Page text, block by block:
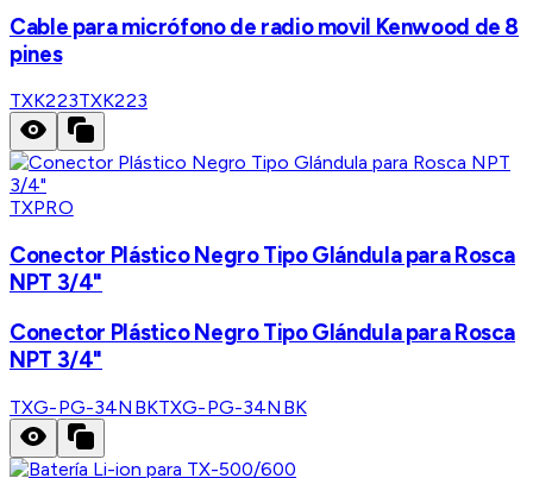
Cable para micrófono de radio movil Kenwood de 8
pines
TXK223TXK223
TXPRO
Conector Plástico Negro Tipo Glándula para Rosca
NPT 3/4"
Conector Plástico Negro Tipo Glándula para Rosca
NPT 3/4"
TXG-PG-34NBKTXG-PG-34NBK